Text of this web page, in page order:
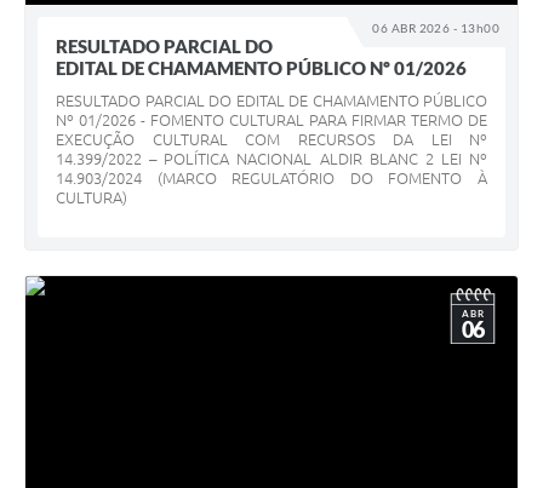
06 ABR 2026 - 13h00
RESULTADO PARCIAL DO
EDITAL DE CHAMAMENTO PÚBLICO Nº 01/2026
RESULTADO PARCIAL DO EDITAL DE CHAMAMENTO PÚBLICO
Nº 01/2026 - FOMENTO CULTURAL PARA FIRMAR TERMO DE
EXECUÇÃO CULTURAL COM RECURSOS DA LEI Nº
14.399/2022 – POLÍTICA NACIONAL ALDIR BLANC 2 LEI Nº
14.903/2024 (MARCO REGULATÓRIO DO FOMENTO À
CULTURA)
ABR
06